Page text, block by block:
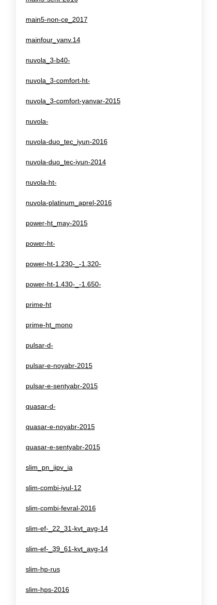
main5-non-ce_2017
mainfour_yanv.14
nuvola_3-b40-
nuvola_3-comfort-ht-
nuvola_3-comfort-yanvar-2015
nuvola-
nuvola-duo_tec_iyun-2016
nuvola-duo_tec-iyun-2014
nuvola-ht-
nuvola-platinum_aprel-2016
power-ht_may-2015
power-ht-
power-ht-1.230-_-1.320-
power-ht-1.430-_-1.650-
prime-ht
prime-ht_mono
pulsar-d-
pulsar-e-noyabr-2015
pulsar-e-sentyabr-2015
quasar-d-
quasar-e-noyabr-2015
quasar-e-sentyabr-2015
slim_pn_iipv_ia
slim-combi-iyul-12
slim-combi-fevral-2016
slim-ef-_22_31-kvt_avg-14
slim-ef-_39_61-kvt_avg-14
slim-hp-rus
slim-hps-2016